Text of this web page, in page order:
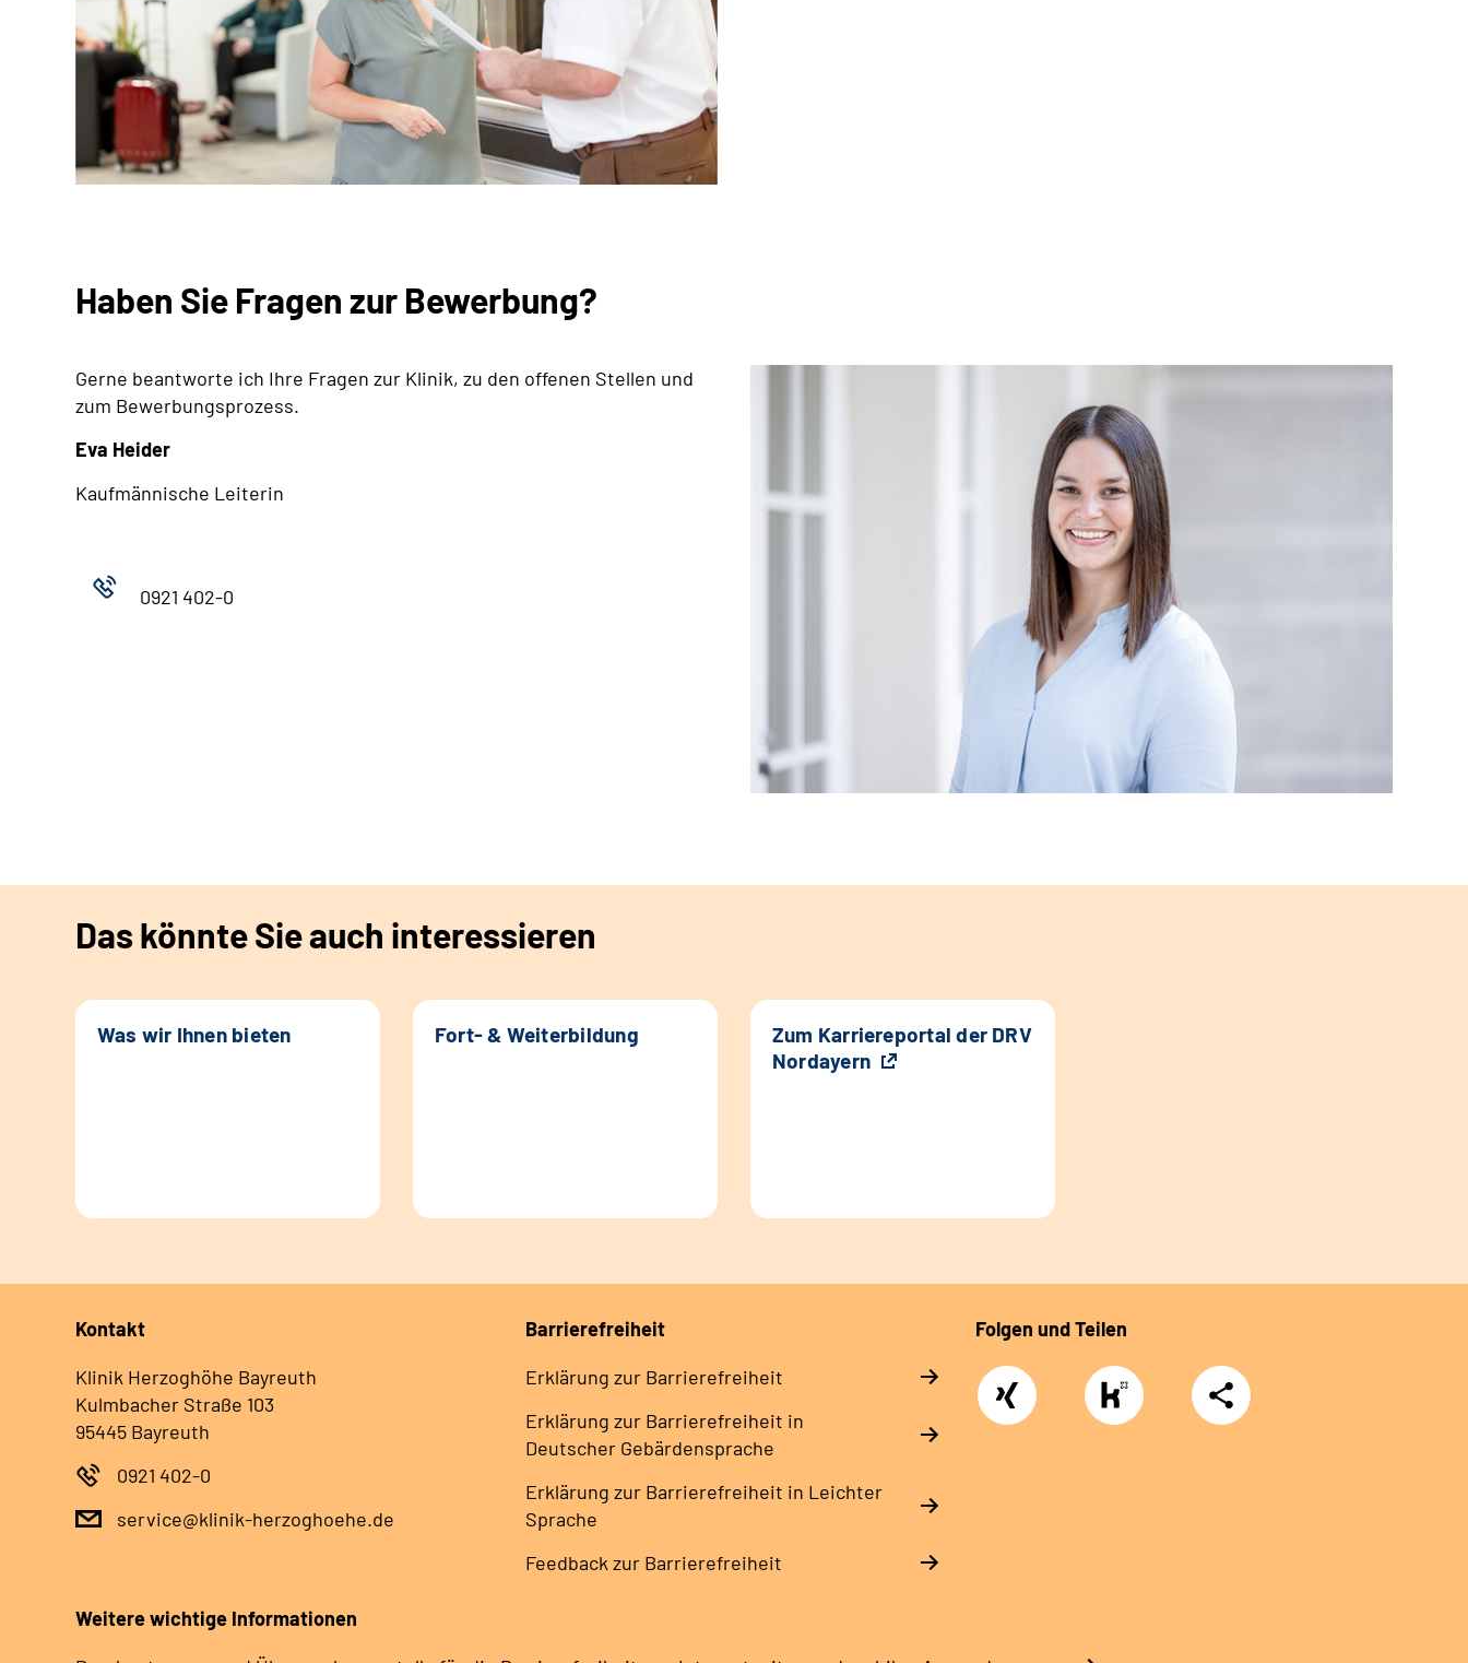
Haben Sie Fragen zur Bewerbung?
Gerne beantworte ich Ihre Fragen zur Klinik, zu den offenen Stellen und
zum Bewerbungsprozess.
Eva Heider
Kaufmännische Leiterin
0921 402-0
Das könnte Sie auch interessieren
Was wir Ihnen bieten Fort- & Weiterbildung
Zum Karriereportal der DRV
Nordayern
Kontakt
Klinik Herzoghöhe Bayreuth
Kulmbacher Straße 103
95445 Bayreuth
0921 402-0
service@klinik-herzoghoehe.de
Barrierefreiheit
Erklärung zur Barrierefreiheit
Erklärung zur Barrierefreiheit in
Deutscher Gebärdensprache
Erklärung zur Barrierefreiheit in Leichter
Sprache
Feedback zur Barrierefreiheit
Folgen und Teilen
Xing
https://www.kununu.com/de/deutsche-
rentenversicherung-
nordbayern6
Teilen
Weitere wichtige Informationen